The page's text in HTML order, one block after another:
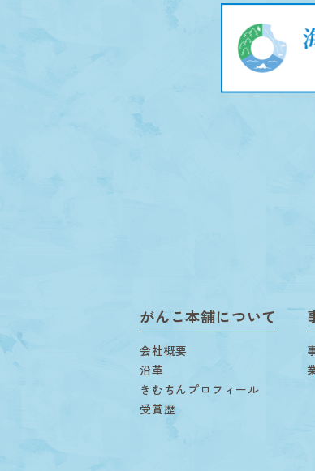
がんこ本舗について
会社概要
沿革
きむちんプロフィール
受賞歴